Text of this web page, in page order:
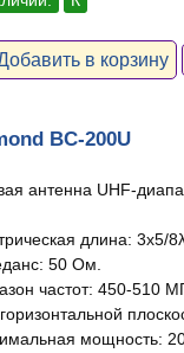
в корзину
BC-200U
антенна UHF-
длина: 3x5/
50 Ом.
частот: 450-510
мощность: